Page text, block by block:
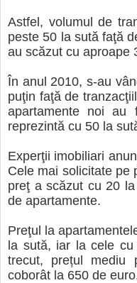
Astfel, volumul de
peste 50 la sută faţă
au scăzut cu aproape
În anul 2010, s-au
puţin faţă de
apartamente noi au
reprezintă cu 50 la
Experţii imobiliari
Cele mai solicitate pe
preţ a scăzut cu 20
de apartamente.
Preţul la
la sută, iar la cele
trecut, prețul mediu
coborât la 650 de